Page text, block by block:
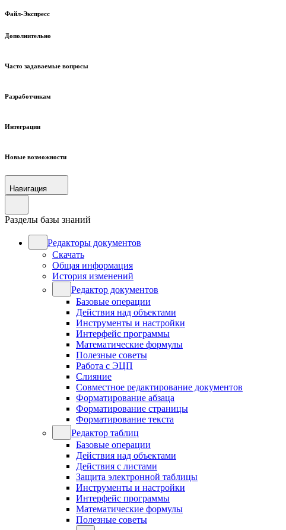
Файл-Экспресс
Дополнительно
Часто задаваемые вопросы
Разработчикам
Интеграции
Новые возможности
Навигация
Разделы базы знаний
Редакторы документов
Скачать
Общая информация
История изменений
Редактор документов
Базовые операции
Действия над объектами
Инструменты и настройки
Интерфейс программы
Математические формулы
Полезные советы
Работа с ЭЦП
Слияние
Совместное редактирование документов
Форматирование абзаца
Форматирование страницы
Форматирование текста
Редактор таблиц
Базовые операции
Действия над объектами
Действия с листами
Защита электронной таблицы
Инструменты и настройки
Интерфейс программы
Математические формулы
Полезные советы